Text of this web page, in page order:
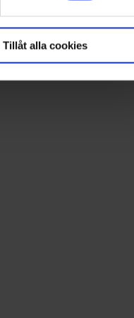
Tillåt alla cookies